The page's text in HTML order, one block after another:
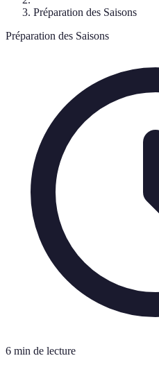
Préparation des Saisons
Préparation des Saisons
6 min de lecture